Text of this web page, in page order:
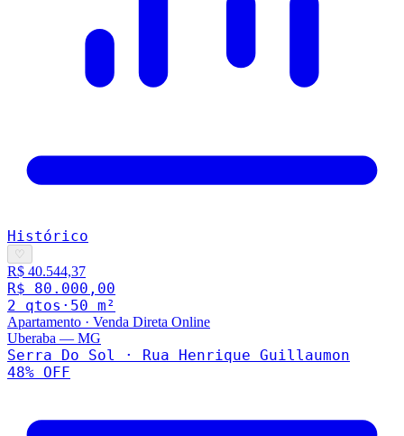
Histórico
♡
R$ 40.544,37
R$ 80.000,00
2 qtos · 50 m²
Apartamento · Venda Direta Online
Uberaba — MG
Serra Do Sol · Rua Henrique Guillaumon
48% OFF